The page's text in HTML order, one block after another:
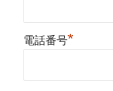
電話番号*